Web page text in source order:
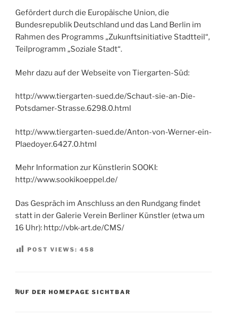
Gefördert durch die Europäische Union, die
Bundesrepublik Deutschland und das Land Berlin im
Rahmen des Programms „Zukunftsinitiative Stadtteil“,
Teilprogramm „Soziale Stadt“.
Mehr dazu auf der Webseite von Tiergarten-Süd:
http://www.tiergarten-sued.de/Schaut-sie-an-Die-
Potsdamer-Strasse.6298.0.html
http://www.tiergarten-sued.de/Anton-von-Werner-ein-
Plaedoyer.6427.0.html
Mehr Information zur Künstlerin SOOKI:
http://www.sookikoeppel.de/
Das Gespräch im Anschluss an den Rundgang findet
statt in der Galerie Verein Berliner Künstler (etwa um
16 Uhr): http://vbk-art.de/CMS/
POST VIEWS: 458
KATEGORIEN
AUF DER HOMEPAGE SICHTBAR